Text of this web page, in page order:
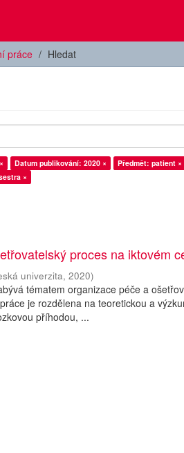
práce Hledat
Datum publikování: 2020 ×
Předmět: patient ×
×
proces na iktovém
univerzita,2020)
tématem organizace péče a
je rozdělena na teoretickou a
příhodou, ...